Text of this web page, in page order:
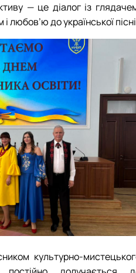
— це діалог із
любов’ю до української
культурно-